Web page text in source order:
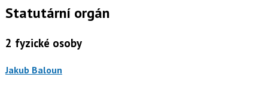
Statutární orgán
2 fyzické osoby
Jakub Baloun